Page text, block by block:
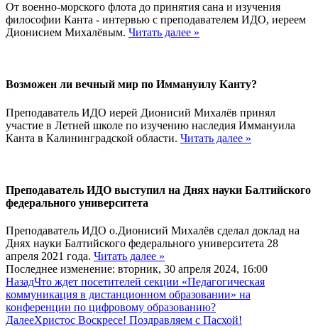
От военно-морского флота до принятия сана и изучения
философии Канта - интервью с преподавателем ИДО, иереем
Дионисием Михалёвым. Читать далее »
Возможен ли вечный мир по Иммануилу Канту?
Преподаватель ИДО иерей Дионисий Михалёв принял
участие в Летней школе по изучению наследия Иммануила
Канта в Калининградской области. Читать далее »
Преподаватель ИДО выступил на Днях науки Балтийского
федерального университета
Преподаватель ИДО о.Дионисий Михалёв сделал доклад на
Днях науки Балтийского федерального университета 28
апреля 2021 года. Читать далее »
Последнее изменение: вторник, 30 апреля 2024, 16:00
НазадЧто ждет посетителей секции «Педагогическая
коммуникация в дистанционном образовании» на
конференции по цифровому образованию?
ДалееХристос Воскресе! Поздравляем с Пасхой!